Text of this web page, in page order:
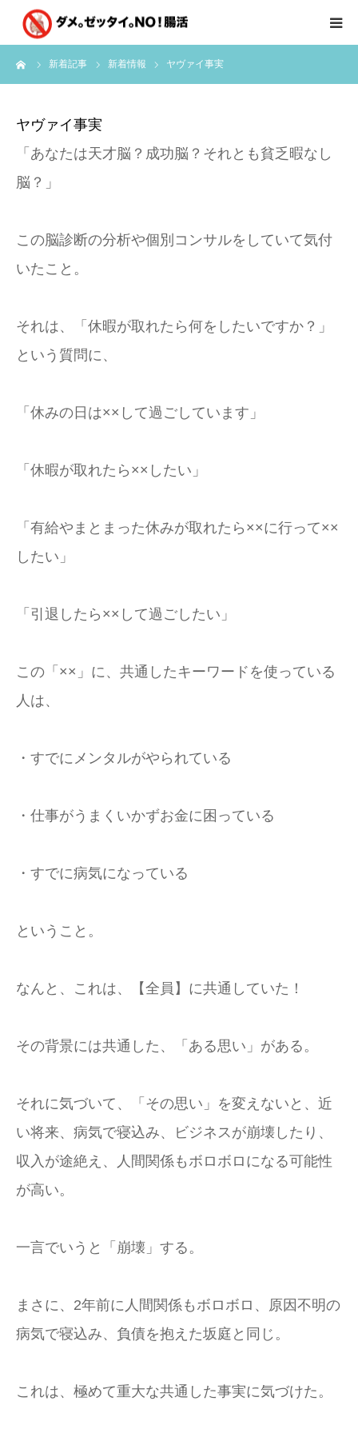
新着記事 新着情報 ヤヴァイ事実
ヤヴァイ事実
「あなたは天才脳？成功脳？それとも貧乏暇なし
脳？」
この脳診断の分析や個別コンサルをしていて気付
いたこと。
それは、「休暇が取れたら何をしたいですか？」
という質問に、
「休みの日は××して過ごしています」
「休暇が取れたら××したい」
「有給やまとまった休みが取れたら××に行って××
したい」
「引退したら××して過ごしたい」
この「××」に、共通したキーワードを使っている
人は、
・すでにメンタルがやられている
・仕事がうまくいかずお金に困っている
・すでに病気になっている
ということ。
なんと、これは、【全員】に共通していた！
その背景には共通した、「ある思い」がある。
それに気づいて、「その思い」を変えないと、近
い将来、病気で寝込み、ビジネスが崩壊したり、
収入が途絶え、人間関係もボロボロになる可能性
が高い。
一言でいうと「崩壊」する。
まさに、2年前に人間関係もボロボロ、原因不明の
病気で寝込み、負債を抱えた坂庭と同じ。
これは、極めて重大な共通した事実に気づけた。
はじめに
個別コンサルのご感想
有料会員限定特別メニュー